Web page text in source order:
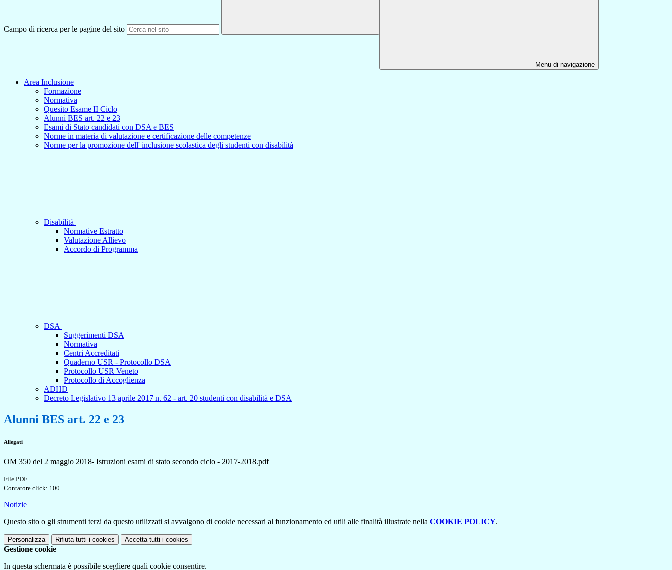
Campo di ricerca per le pagine del sito
Menu di navigazione
Area Inclusione
Formazione
Normativa
Quesito Esame II Ciclo
Alunni BES art. 22 e 23
Esami di Stato candidati con DSA e BES
Norme in materia di valutazione e certificazione delle competenze
Norme per la promozione dell' inclusione scolastica degli studenti con disabilità
Disabilità
Normative Estratto
Valutazione Allievo
Accordo di Programma
DSA
Suggerimenti DSA
Normativa
Centri Accreditati
Quaderno USR - Protocollo DSA
Protocollo USR Veneto
Protocollo di Accoglienza
ADHD
Decreto Legislativo 13 aprile 2017 n. 62 - art. 20 studenti con disabilità e DSA
Alunni BES art. 22 e 23
Allegati
OM 350 del 2 maggio 2018- Istruzioni esami di stato secondo ciclo - 2017-2018.pdf
File PDF
Contatore click: 100
Notizie
Questo sito o gli strumenti terzi da questo utilizzati si avvalgono di cookie necessari al funzionamento ed utili alle finalità illustrate nella COOKIE POLICY.
Personalizza Rifiuta tutti i cookies Accetta tutti i cookies
Gestione cookie
In questa schermata è possibile scegliere quali cookie consentire.